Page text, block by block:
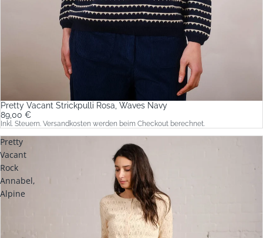
Pretty Vacant Strickpulli Rosa, Waves Navy
89,00 €
Inkl. Steuern. Versandkosten werden beim Checkout berechnet.
Pretty
Vacant
Rock
Annabel,
Alpine